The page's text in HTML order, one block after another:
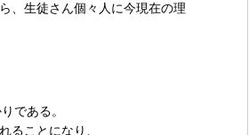
、生徒さん個々人に今現在の理
である。
ることになり、